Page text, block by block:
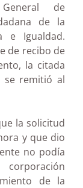
de
de la
e Igualdad.
de recibo de
la citada
se remitió al
la solicitud
y que dio
no podía
de la